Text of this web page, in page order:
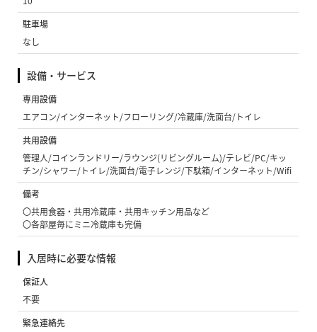
駐車場
なし
設備・サービス
専用設備
エアコン/インターネット/フローリング/冷蔵庫/洗面台/トイレ
共用設備
管理人/コインランドリー/ラウンジ(リビングルーム)/テレビ/PC/キッ
チン/シャワー/トイレ/洗面台/電子レンジ/下駄箱/インターネット/Wifi
備考
〇共用食器・共用冷蔵庫・共用キッチン用品など
〇各部屋毎にミニ冷蔵庫も完備
入居時に必要な情報
保証人
不要
緊急連絡先